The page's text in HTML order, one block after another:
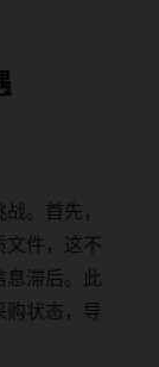
。首先，
文件，这不
息滞后。此
购状态，导